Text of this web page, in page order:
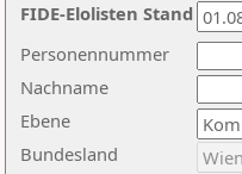
Nachname
Ebene
Personennummer
Bundesland
FIDE-Elolisten Stand